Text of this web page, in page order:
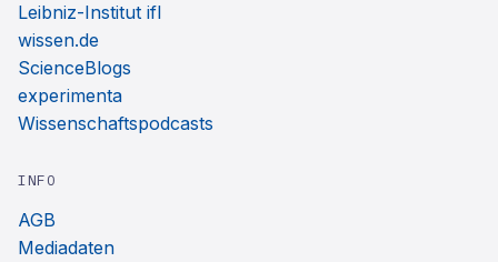
Leibniz-Institut ifl
wissen.de
ScienceBlogs
experimenta
Wissenschaftspodcasts
INFO
AGB
Mediadaten